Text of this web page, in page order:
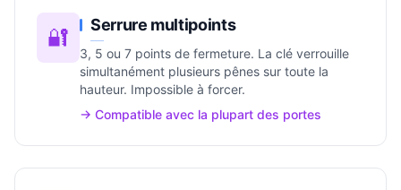
🔐 Serrure multipoints
3, 5 ou 7 points de fermeture. La clé verrouille
simultanément plusieurs pênes sur toute la
hauteur. Impossible à forcer.
→ Compatible avec la plupart des portes